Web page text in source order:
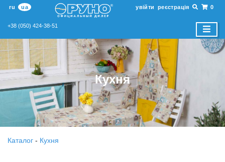
ru ua увійти реєстрація 0
+38 (050) 424-38-51
Кухня
Каталог - Кухня